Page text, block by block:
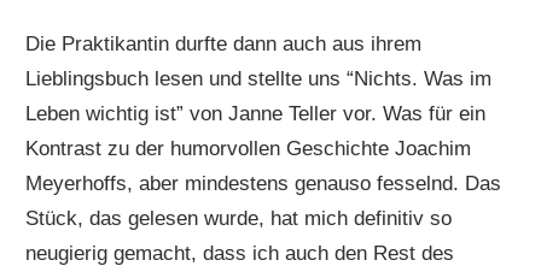
Die Praktikantin durfte dann auch aus ihrem
Lieblingsbuch lesen und stellte uns “Nichts. Was im
Leben wichtig ist” von Janne Teller vor. Was für ein
Kontrast zu der humorvollen Geschichte Joachim
Meyerhoffs, aber mindestens genauso fesselnd. Das
Stück, das gelesen wurde, hat mich definitiv so
neugierig gemacht, dass ich auch den Rest des